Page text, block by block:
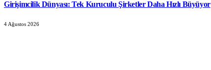
Girişimcilik Dünyası: Tek Kuruculu Şirketler Daha Hızlı Büyüyor
4 Ağustos 2026